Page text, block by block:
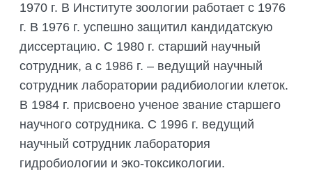
1970 г. В Институте зоологии работает с 1976
г. В 1976 г. успешно защитил кандидатскую
диссертацию. С 1980 г. старший научный
сотрудник, а с 1986 г. – ведущий научный
сотрудник лаборатории радибиологии клеток.
В 1984 г. присвоено ученое звание старшего
научного сотрудника. С 1996 г. ведущий
научный сотрудник лаборатория
гидробиологии и эко-токсикологии.